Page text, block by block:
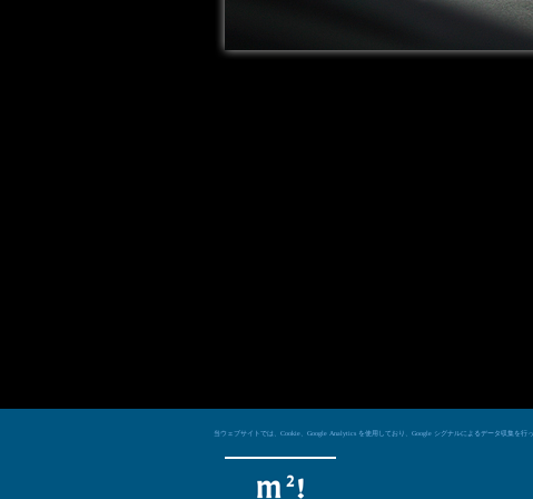
当ウェブサイトでは、Cookie、Google Analytics を使用しており、Google シグナルによるデータ収集を